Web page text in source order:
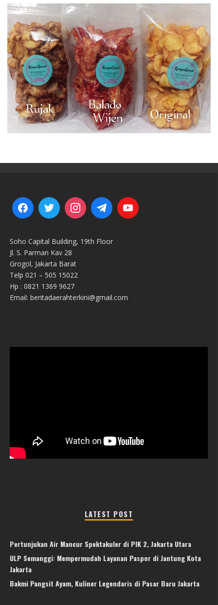
Soho Capital Building, 19th Floor
Jl. S. Parman Kav 28
Grogol, Jakarta Barat
Telp 021 – 505 15022
Hp : 0821 1369 9627
Email: beritadaerahterkini@gmail.com
LATEST POST
Pertunjukan Air Mancur Spektakuler di PIK 2, Jakarta Utara
ULP Semanggi: Mempermudah Layanan Paspor di Jantung Kota
Jakarta
Bakmi Pangsit Ayam, Kuliner Legendaris di Pasar Baru Jakarta